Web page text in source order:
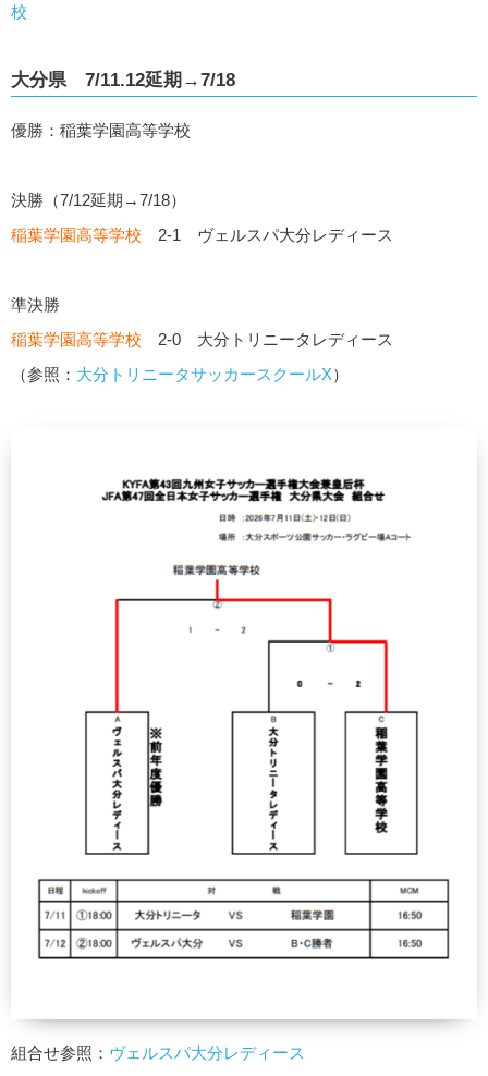
校
大分県 7/11.12延期→7/18
優勝：稲葉学園高等学校
決勝（7/12延期→7/18）
稲葉学園高等学校 2-1 ヴェルスパ大分レディース
準決勝
稲葉学園高等学校 2-0 大分トリニータレディース
（参照： 大分トリニータサッカースクールX）
組合せ参照： ヴェルスパ大分レディース